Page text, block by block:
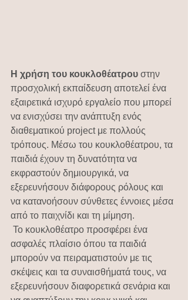
Η χρήση του κουκλοθέατρου στην
προσχολική εκπαίδευση αποτελεί ένα
εξαιρετικά ισχυρό εργαλείο που μπορεί
να ενισχύσει την ανάπτυξη ενός
διαθεματικού project με πολλούς
τρόπους. Μέσω του κουκλοθέατρου, τα
παιδιά έχουν τη δυνατότητα να
εκφραστούν δημιουργικά, να
εξερευνήσουν διάφορους ρόλους και
να κατανοήσουν σύνθετες έννοιες μέσα
από το παιχνίδι και τη μίμηση.
ασφαλές πλαίσιο όπου τα παιδιά
μπορούν να πειραματιστούν με τις
σκέψεις και τα συναισθήματά τους, να
εξερευνήσουν διαφορετικά σενάρια και